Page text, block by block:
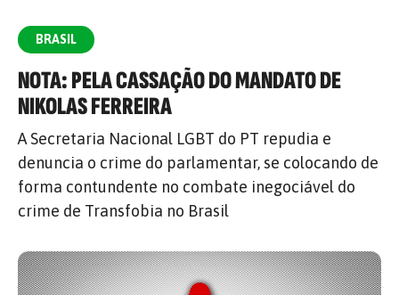
BRASIL
NOTA: PELA CASSAÇÃO DO MANDATO DE
NIKOLAS FERREIRA
A Secretaria Nacional LGBT do PT repudia e
denuncia o crime do parlamentar, se colocando de
forma contundente no combate inegociável do
crime de Transfobia no Brasil